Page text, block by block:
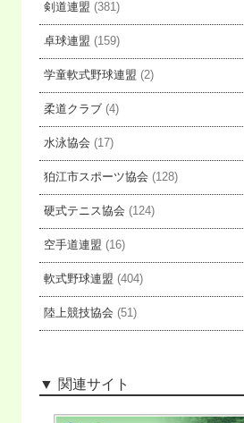
剣道連盟 (381)
卓球連盟 (159)
学童軟式野球連盟 (2)
柔道クラブ (4)
水泳協会 (17)
狛江市スポーツ協会 (128)
硬式テニス協会 (124)
空手道連盟 (16)
軟式野球連盟 (404)
陸上競技協会 (51)
関連サイト